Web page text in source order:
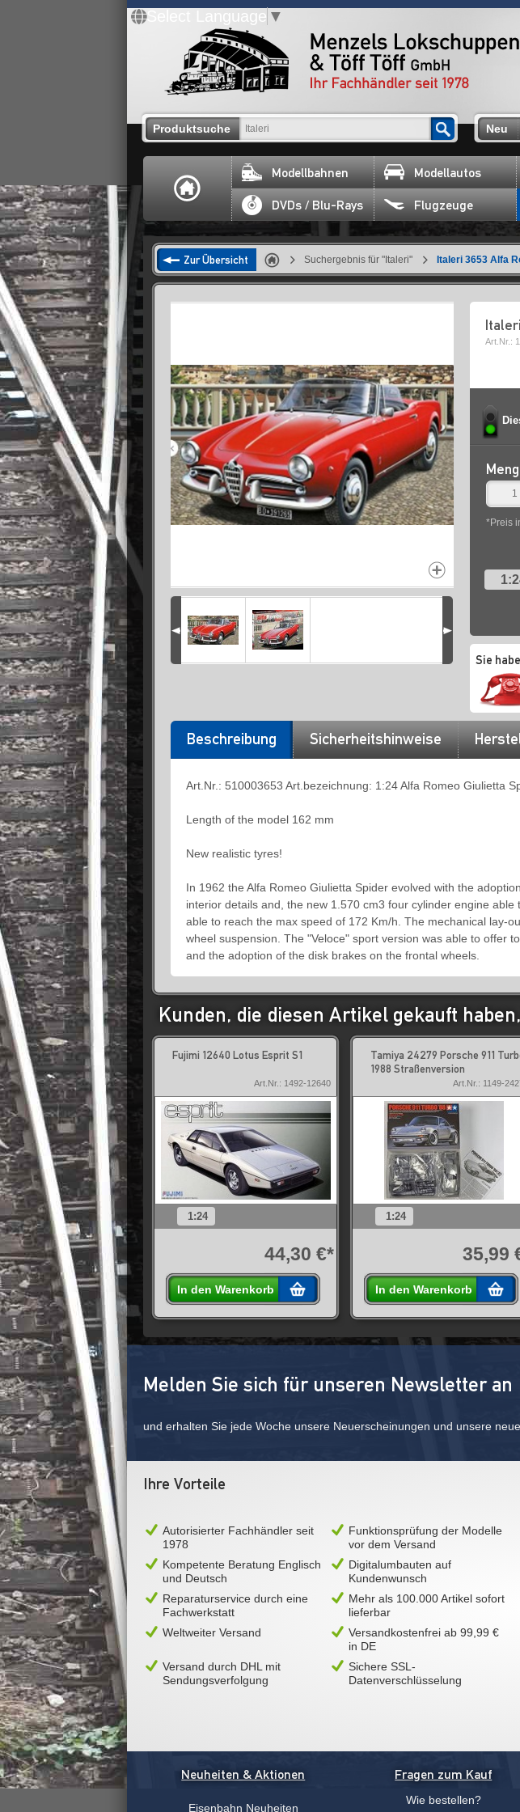
Select Language ▼
Produktsuche Neu
Modellbahnen Modellautos
DVDs / Blu-Rays Flugzeuge
Zur Übersicht Suchergebnis für "Italeri" Italeri 3653 Alfa
Art.Nr.:
*Preis
Sie
Beschreibung Sicherheitshinweise
Art.Nr.: 510003653 Art.bezeichnung: 1:24 Alfa Romeo Giulietta
Length of the model 162 mm
New realistic tyres!
In 1962 the Alfa Romeo Giulietta Spider evolved with the
interior details and, the new 1.570 cm3 four cylinder engine
able to reach the max speed of 172 Km/h. The mechanical lay-
wheel suspension. The "Veloce" sport version was able to offer
and the adoption of the disk brakes on the frontal wheels.
Kunden, die diesen Artikel gekauft
Fujimi 12640 Lotus Esprit S1
Art.Nr.: 1492-12640
1:24
44,30 €*
In den Warenkorb
Tamiya 24279 Porsche 911
1988 Straßenversion
Art.Nr.: 1149-
1:24
35,99
In den Warenkorb
Melden Sie sich für unseren Newsletter an
und erhalten Sie jede Woche unsere Neuerscheinungen und unsere
Ihre Vorteile
Autorisierter Fachhändler seit
1978
Funktionsprüfung der Modelle
vor dem Versand
Kompetente Beratung Englisch
und Deutsch
Digitalumbauten auf
Kundenwunsch
Reparaturservice durch eine
Fachwerkstatt
Mehr als 100.000 Artikel sofort
lieferbar
Weltweiter Versand
Versandkostenfrei ab 99,99 €
in DE
Versand durch DHL mit
Sendungsverfolgung
Sichere SSL-
Datenverschlüsselung
Neuheiten & Aktionen
Eisenbahn Neuheiten
Fragen zum Kauf
Wie bestellen?